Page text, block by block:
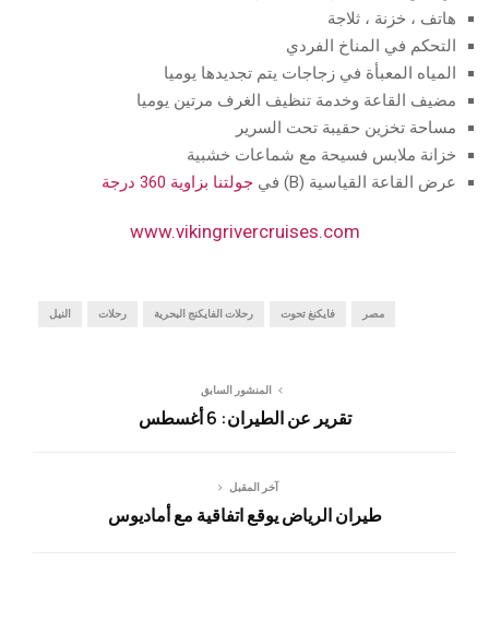
هاتف ، خزنة ، ثلاجة
التحكم في المناخ الفردي
المياه المعبأة في زجاجات يتم تجديدها يوميا
مضيف القاعة وخدمة تنظيف الغرف مرتين يوميا
مساحة تخزين حقيبة تحت السرير
خزانة ملابس فسيحة مع شماعات خشبية
عرض القاعة القياسية (B) في
جولتنا بزاوية 360 درجة
www.vikingrivercruises.com
النيل رحلات رحلات الفايكنج البحرية فايكنغ تحوت مصر
المنشور السابق
تقرير عن الطيران: 6 أغسطس
آخر المقبل
طيران الرياض يوقع اتفاقية مع أماديوس